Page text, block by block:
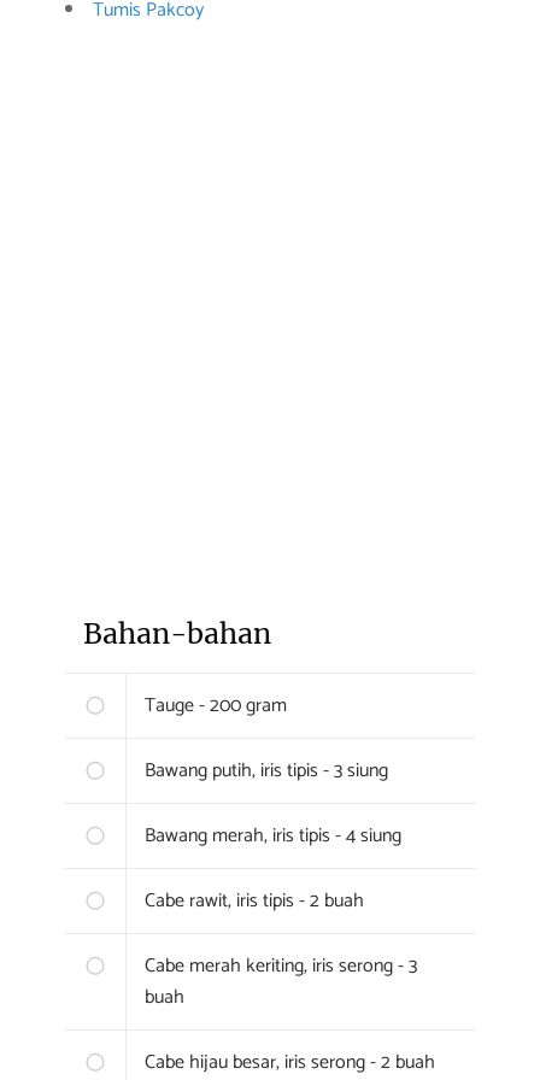
Tumis Pakcoy
Bahan-bahan
Tauge - 200 gram
Bawang putih, iris tipis - 3 siung
Bawang merah, iris tipis - 4 siung
Cabe rawit, iris tipis - 2 buah
Cabe merah keriting, iris serong - 3
buah
Cabe hijau besar, iris serong - 2 buah